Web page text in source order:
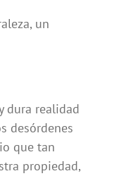
un
dura realidad
desórdenes
que tan
propiedad,